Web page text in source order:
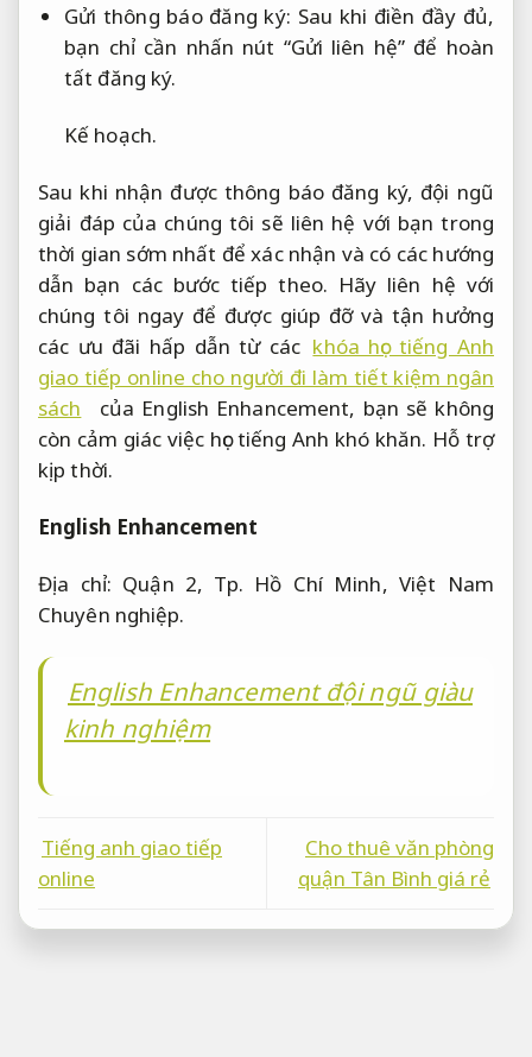
Gửi thông báo đăng ký: Sau khi điền đầy đủ,
bạn chỉ cần nhấn nút “Gửi liên hệ” để hoàn
tất đăng ký.
Kế hoạch.
Sau khi nhận được thông báo đăng ký, đội ngũ
giải đáp của chúng tôi sẽ liên hệ với bạn trong
thời gian sớm nhất để xác nhận và có các hướng
dẫn bạn các bước tiếp theo. Hãy liên hệ với
chúng tôi ngay để được giúp đỡ và tận hưởng
các ưu đãi hấp dẫn từ các khóa học tiếng Anh
giao tiếp online cho người đi làm tiết kiệm ngân
sách
của English Enhancement, bạn sẽ không
còn cảm giác việc học tiếng Anh khó khăn. Hỗ trợ
kịp thời.
English Enhancement
Địa chỉ: Quận 2, Tp. Hồ Chí Minh, Việt Nam
Chuyên nghiệp.
English Enhancement đội ngũ giàu
kinh nghiệm
Tiếng anh giao tiếp
online
Cho thuê văn phòng
quận Tân Bình giá rẻ